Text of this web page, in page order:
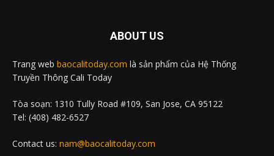
ABOUT US
Trang web baocalitoday.com là sản phẩm của Hệ Thống
Truyền Thông Cali Today
Tòa soạn: 1310 Tully Road #109, San Jose, CA 95122
Tel: (408) 482-6527
Contact us: nam@baocalitoday.com